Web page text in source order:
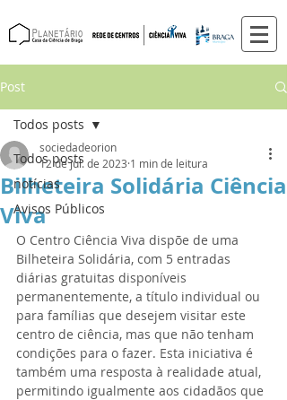
Post
Todos posts
notícias
Avisos Públicos
Todos posts
Bilheteira Solidária Ciência
Viva
sociedadeorion
12 de jul. de 2023 1 min de leitura
O Centro Ciência Viva dispõe de uma
Bilheteira Solidária, com 5 entradas
diárias gratuitas disponíveis
permanentemente, a título individual ou
para famílias que desejem visitar este
centro de ciência, mas que não tenham
condições para o fazer. Esta iniciativa é
também uma resposta à realidade atual,
permitindo igualmente aos cidadãos que